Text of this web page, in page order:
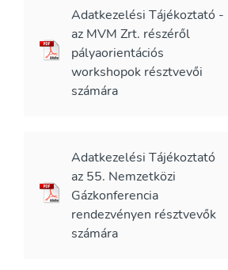
Adatkezelési Tájékoztató -
az MVM Zrt. részéről
pályaorientációs
workshopok résztvevői
számára
Adatkezelési Tájékoztató
az 55. Nemzetközi
Gázkonferencia
rendezvényen résztvevők
számára